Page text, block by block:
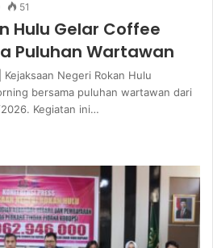
51
Hulu Gelar Coffee
Puluhan Wartawan
Negeri Rokan Hulu
bersama puluhan wartawan dari
Kegiatan ini…